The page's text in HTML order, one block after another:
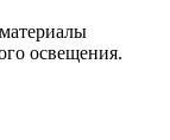
освещения.